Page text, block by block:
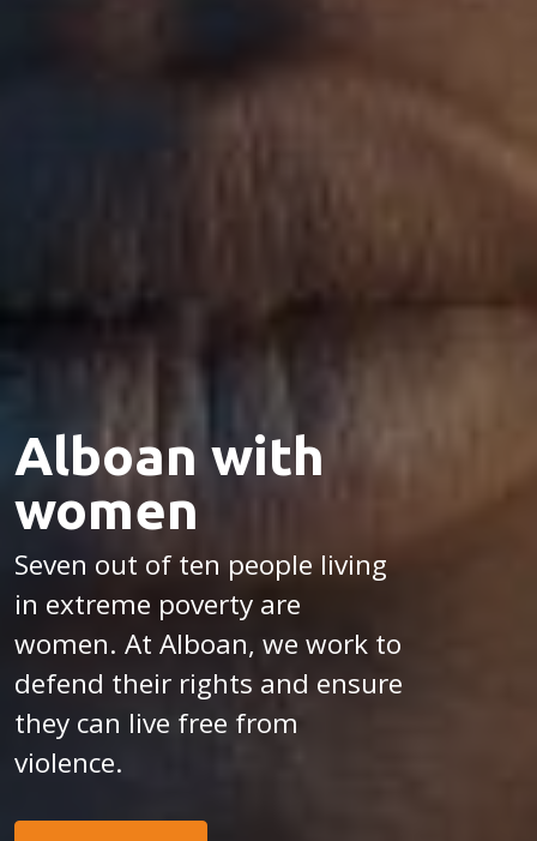
Alboan with
women
Seven out of ten people living
in extreme poverty are
women. At Alboan, we work to
defend their rights and ensure
they can live free from
violence.